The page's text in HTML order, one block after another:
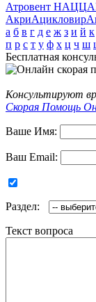
Атровент НАЦЦ
АкриАцикловир
а б в г д е ж з и й к
п р с т у ф х ц ч ш
Бесплатная
Консультируют
Скорая Помощь
Ваше Имя:
Ваш Email:
Раздел:
Текст вопроса